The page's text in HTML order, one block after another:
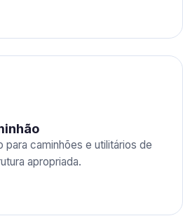
para caminhões e utilitários de
apropriada.